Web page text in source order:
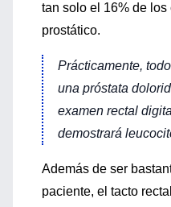
tan solo el 16% de
prostático.
Prácticamente,
una próstata
examen rectal
demostrará
Además de ser
paciente, el tacto